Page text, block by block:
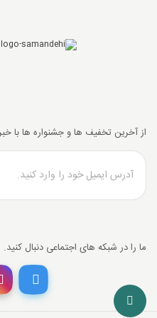
از آخرین تخفیف ها و جشنواره ها با
ما را در شبکه های اجتماعی دنبال کنید.